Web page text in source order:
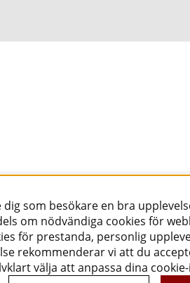
dig som besökare en bra
om nödvändiga cookies för
för prestanda, personlig
rekommenderar vi att du
välja att anpassa dina